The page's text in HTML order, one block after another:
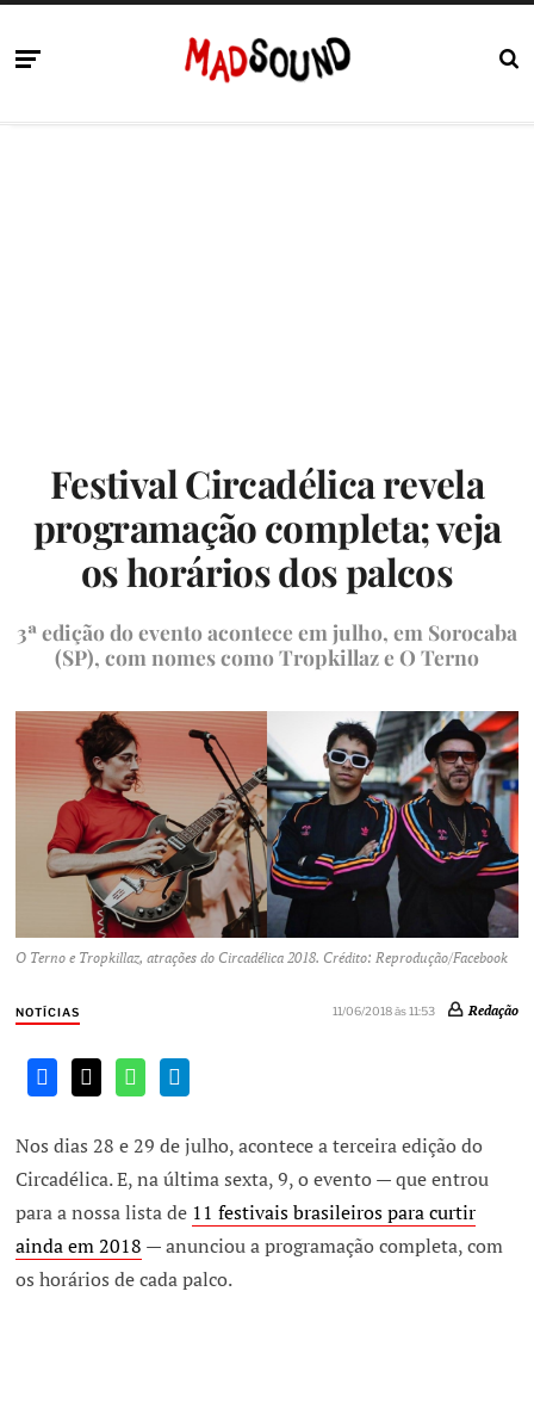
Festival Circadélica revela
programação completa; veja
os horários dos palcos
3ª edição do evento acontece em julho, em Sorocaba
(SP), com nomes como Tropkillaz e O Terno
O Terno e Tropkillaz, atrações do Circadélica 2018. Crédito: Reprodução/Facebook
NOTÍCIAS 11/06/2018 às 11:53 Redação
Nos dias 28 e 29 de julho, acontece a terceira edição do
Circadélica. E, na última sexta, 9, o evento — que entrou
para a nossa lista de 11 festivais brasileiros para curtir
ainda em 2018 — anunciou a programação completa, com
os horários de cada palco.